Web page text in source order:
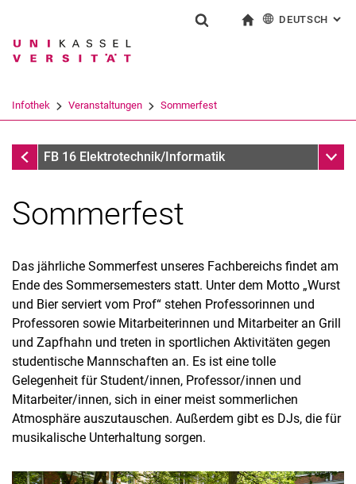
Springe direkt zu: Inhalt
Springe direkt zu: Suche
Springe direkt zu:
Suchbegriff
Suchen (öffnet externen Link in einem
DEUTSCH :
Infothek Veranstaltungen Sommerfest
Veranstaltungen
FB 16 Elektrotechnik/Informatik
Aktuelles
Sommerfest
Das jährliche Sommerfest unseres Fachbereichs findet am
Ende des Sommersemesters statt. Unter dem Motto „Wurst
und Bier serviert vom Prof“ stehen Professorinnen und
Professoren sowie Mitarbeiterinnen und Mitarbeiter an Grill
und Zapfhahn und treten in sportlichen Aktivitäten gegen
studentische Mannschaften an. Es ist eine tolle
Gelegenheit für Student/innen, Professor/innen und
Mitarbeiter/innen, sich in einer meist sommerlichen
Atmosphäre auszutauschen. Außerdem gibt es DJs, die für
musikalische Unterhaltung sorgen.